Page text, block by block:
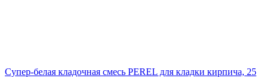
Супер-белая кладочная смесь PEREL для кладки кирпича, 25